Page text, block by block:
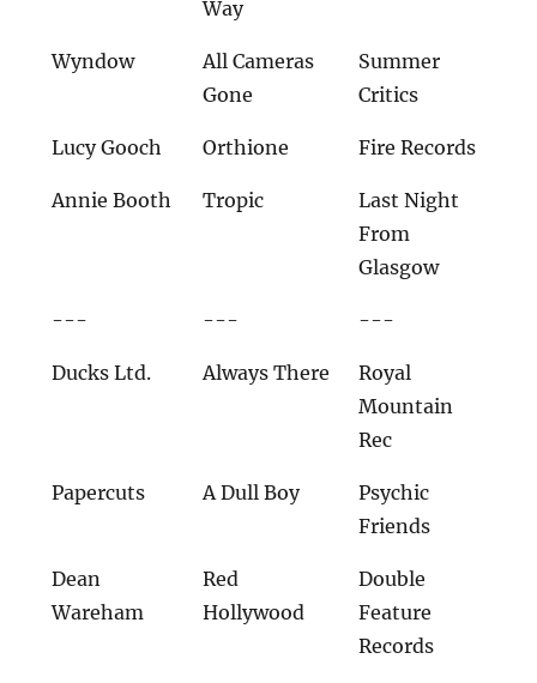
Way
Wyndow
All Cameras
Gone
Summer
Critics
Lucy Gooch Orthione Fire Records
Annie Booth Tropic
Last Night
From
Glasgow
--- --- ---
Ducks Ltd. Always There
Royal
Mountain
Rec
Papercuts A Dull Boy
Psychic
Friends
Dean
Wareham
Red
Hollywood
Double
Feature
Records